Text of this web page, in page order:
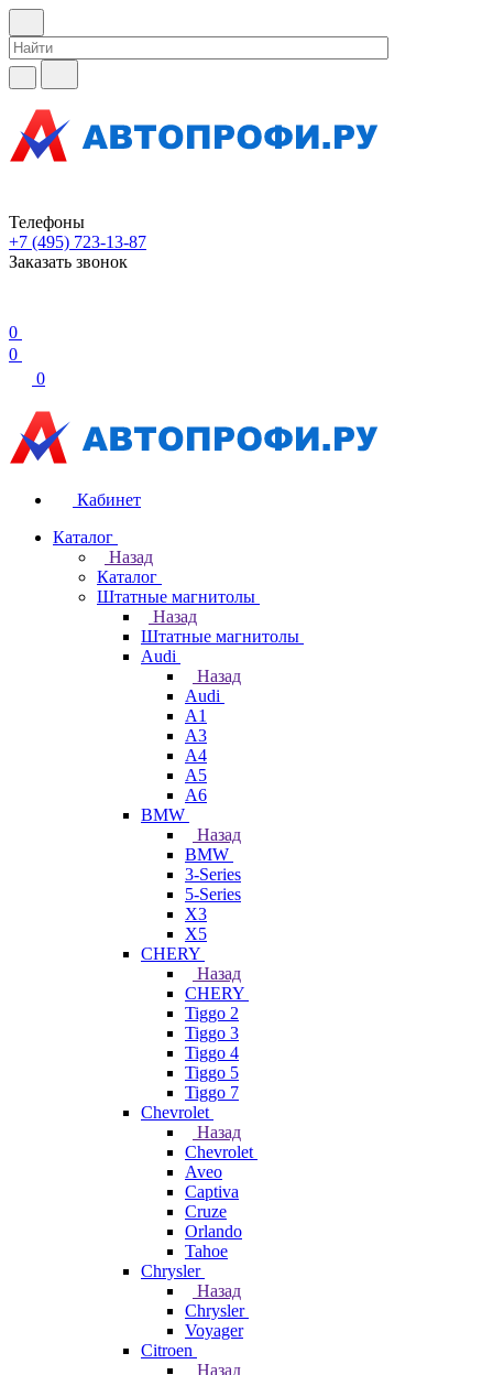
Телефоны
+7 (495) 723-13-87
Заказать звонок
0
0
0
Кабинет
Каталог
Назад
Каталог
Штатные магнитолы
Назад
Штатные магнитолы
Audi
Назад
Audi
A1
A3
A4
A5
A6
BMW
Назад
BMW
3-Series
5-Series
X3
X5
CHERY
Назад
CHERY
Tiggo 2
Tiggo 3
Tiggo 4
Tiggo 5
Tiggo 7
Chevrolet
Назад
Chevrolet
Aveo
Captiva
Cruze
Orlando
Tahoe
Chrysler
Назад
Chrysler
Voyager
Citroen
Назад